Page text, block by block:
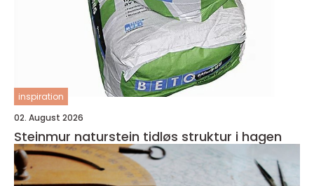
inspiration
02. August 2026
Steinmur naturstein tidløs struktur i hagen